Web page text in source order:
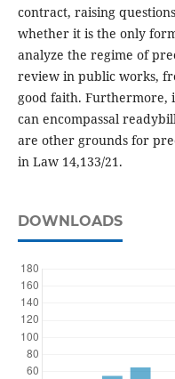
contract, raising
whether it is the only
analyze the regime of
review in public works,
good faith. Furthermore,
can encompassal
are other grounds for
in Law 14,133/21.
DOWNLOADS